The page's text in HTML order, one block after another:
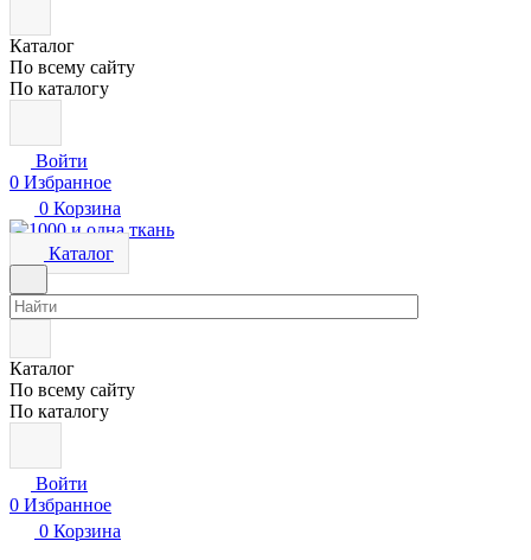
Каталог
По всему сайту
По каталогу
Войти
0 Избранное
0 Корзина
Каталог
Каталог
По всему сайту
По каталогу
Войти
0 Избранное
0 Корзина